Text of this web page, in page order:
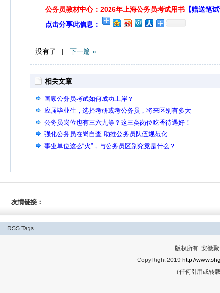
公务员教材中心：2026年上海公务员考试用书 【赠送笔
点击分享此信息：
没有了 | 下一篇 »
相关文章
国家公务员考试如何成功上岸？
应届毕业生，选择考研或考公务员，将来区别有多大
公务员岗位也有三六九等？这三类岗位吃香待遇好！
强化公务员在岗自查 助推公务员队伍规范化
事业单位这么“火”，与公务员区别究竟是什么？
友情链接：
RSS Tags
版权所有: 安徽
CopyRight 2019 http://
（任何引用或转